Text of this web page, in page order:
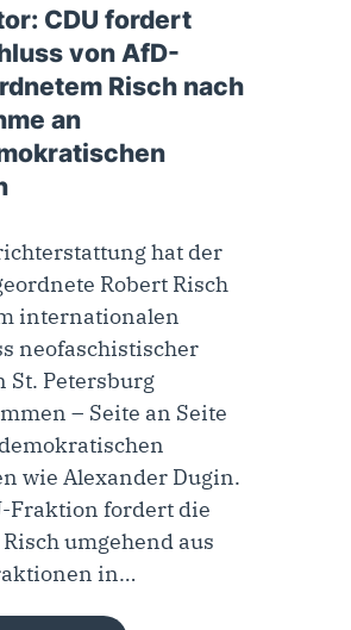
CDU fordert
von AfD-
Risch nach
an
hat der
Robert Risch
internationalen
neofaschistischer
St. Petersburg
– Seite an Seite
wie Alexander Dugin.
Fraktion fordert die
umgehend aus
in…